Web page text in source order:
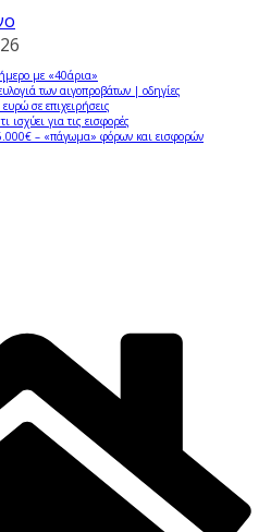
με «40άρια»
των αιγοπροβάτων | οδηγίες
σε επιχειρήσεις
για τις εισφορές
– «πάγωμα» φόρων και εισφορών